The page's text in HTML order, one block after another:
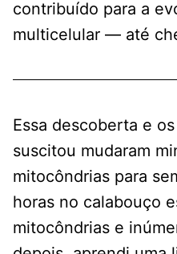
contribuído para a
multicelular — até
Essa descoberta e
suscitou mudaram
mitocôndrias para
horas no calabouço
mitocôndrias e